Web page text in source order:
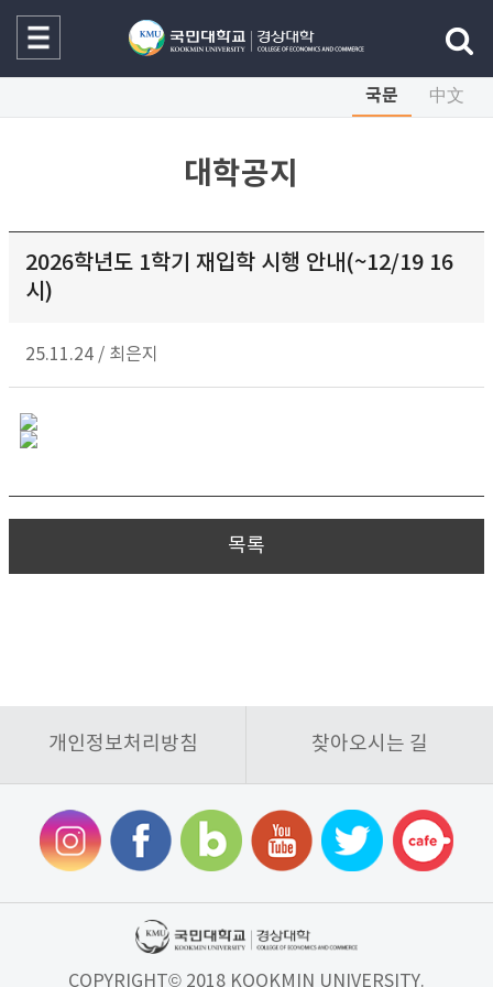
국문 中文
대학공지
2026학년도 1학기 재입학 시행 안내(~12/19 16
시)
25.11.24 / 최은지
목록
개인정보처리방침 찾아오시는 길
COPYRIGHT© 2018 KOOKMIN UNIVERSITY.